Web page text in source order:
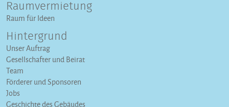
Raumvermietung
Raum für Ideen
Hintergrund
Unser Auftrag
Gesellschafter und Beirat
Team
Förderer und Sponsoren
Jobs
Geschichte des Gebäudes